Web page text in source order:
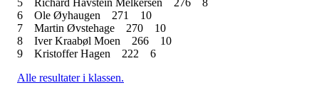
5
Richard Havstein Melkersen 276
8
6
Ole Øyhaugen 271
10
7
Martin Øvstehage 270
10
8
Iver Kraabøl Moen 266
10
9
Kristoffer Hagen 222
6
Alle resultater i klassen.